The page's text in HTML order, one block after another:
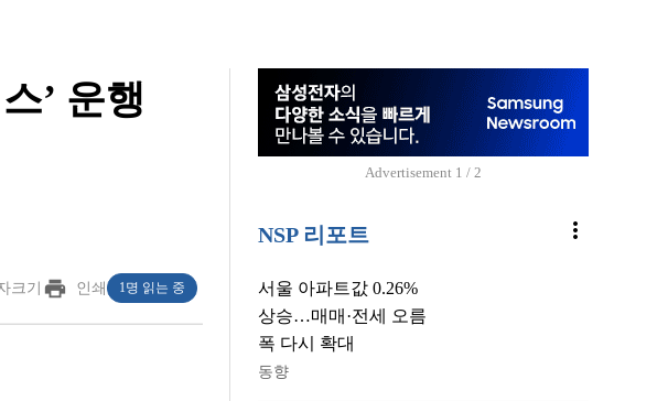
’ 운행
크기 print 인쇄 1명 읽는 중
Advertisement 1 / 2
NSP 리포트 more_vert
서울 아파트값 0.26%
상승…매매·전세 오름
폭 다시 확대
동향